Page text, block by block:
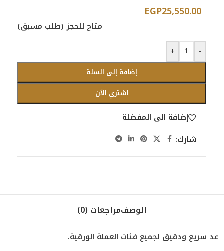
EGP25,550.00
متاح للحجز (طلب مسبق)
-
+
إضافة إلى السلة
اشتري الآن
إضافة الى المفضلة
شارك:
الوصفمراجعات (0)
عد سريع ودقيق لجميع فئات العملة الورقية.